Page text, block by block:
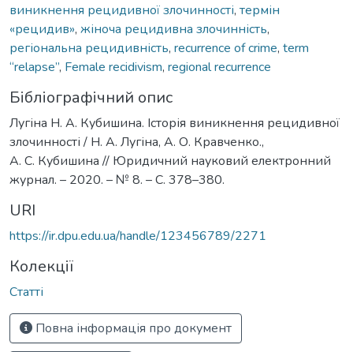
виникнення рецидивної злочинності, термін
«рецидив», жіноча рецидивна злочинність,
регіональна рецидивність, recurrence of crime, term
“relapse”, Female recidivism, regional recurrence
Бібліографічний опис
Лугіна Н. А. Кубишина. Історія виникнення рецидивної
злочинності / Н. А. Лугіна, А. О. Кравченко.,
А. С. Кубишина // Юридичний науковий електронний
журнал. – 2020. – № 8. – С. 378–380.
URI
https://ir.dpu.edu.ua/handle/123456789/2271
Колекції
Статті
Повна інформація про документ